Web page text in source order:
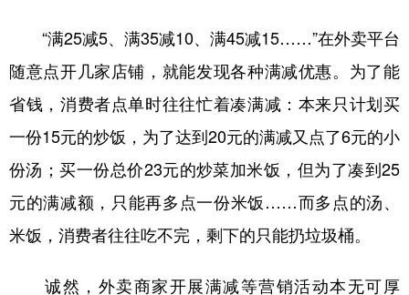
彩票 娱乐 时尚 悦读
公益 一带一路 亚太网 上市公司
文化产业
地方频道
北京 天津 河北 山西
“满25减5、满35减10、满45减15……”在外卖平台
随意点开几家店铺，就能发现各种满减优惠。为了能
省钱，消费者点单时往往忙着凑满减：本来只计划买
一份15元的炒饭，为了达到20元的满减又点了6元的小
份汤；买一份总价23元的炒菜加米饭，但为了凑到25
元的满减额，只能再多点一份米饭……而多点的汤、
米饭，消费者往往吃不完，剩下的只能扔垃圾桶。
诚然，外卖商家开展满减等营销活动本无可厚